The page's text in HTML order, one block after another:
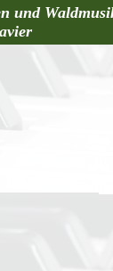
und